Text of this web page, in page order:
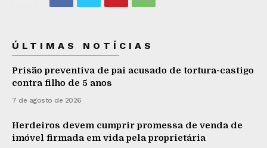
ÚLTIMAS NOTÍCIAS
Prisão preventiva de pai acusado de tortura-castigo
contra filho de 5 anos
7 de agosto de 2026
Herdeiros devem cumprir promessa de venda de
imóvel firmada em vida pela proprietária